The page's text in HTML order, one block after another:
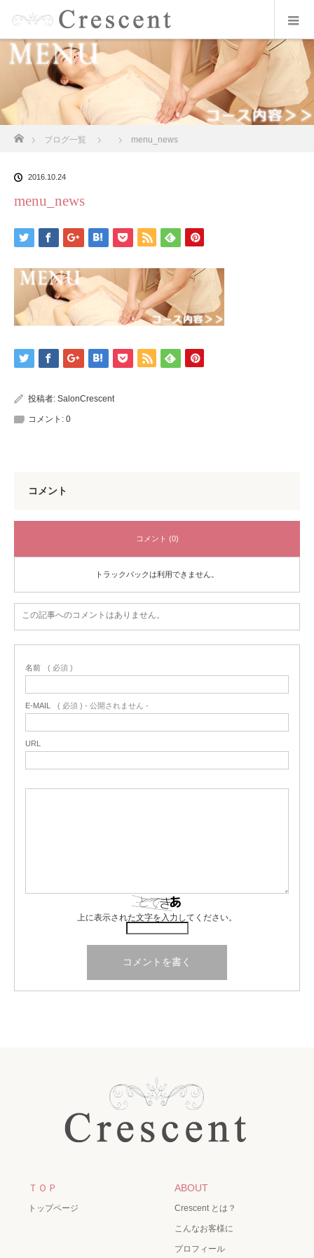
ブログ一覧 menu_news
2016.10.24
menu_news
投稿者: SalonCrescent
コメント: 0
コメント
コメント (0)
トラックバックは利用できません。
この記事へのコメントはありません。
名前 ( 必須 )
E-MAIL ( 必須 ) - 公開されません -
URL
上に表示された文字を入力してください。
ＴＯＰ
トップページ
ABOUT
Crescent とは？
こんなお客様に
プロフィール